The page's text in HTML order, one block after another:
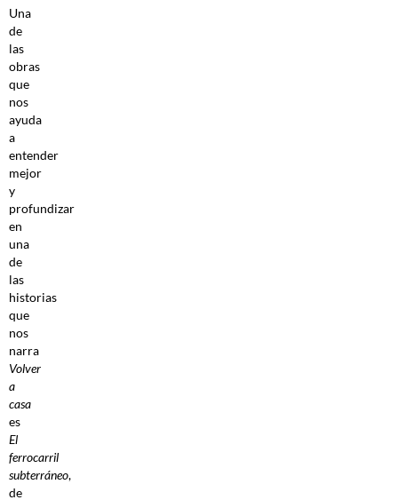
Una
de
las
obras
que
nos
ayuda
a
entender
mejor
y
profundizar
en
una
de
las
historias
que
nos
narra
Volver
a
casa
es
El
ferrocarril
subterráneo,
de